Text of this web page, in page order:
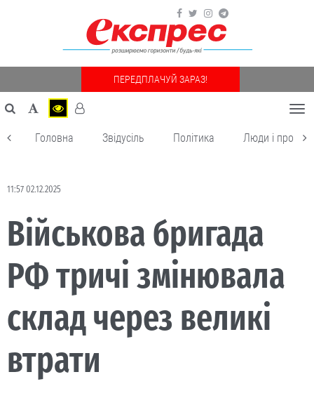
ПЕРЕДПЛАЧУЙ ЗАРАЗ!
Головна Звідусіль Політика Люди і
11:57 02.12.2025
Військова бригада
РФ тричі змінювала
склад через великі
втрати